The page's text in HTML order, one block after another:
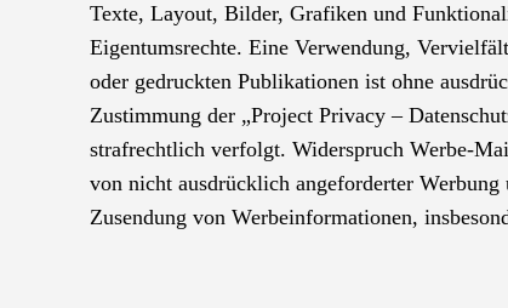
Texte, Layout, Bilder, Grafiken und
Eigentumsrechte. Eine Verwendung,
oder gedruckten Publikationen ist ohne
Zustimmung der „Project Privacy –
strafrechtlich verfolgt. Widerspruch Werbe-
von nicht ausdrücklich angeforderter
Zusendung von Werbeinformationen,